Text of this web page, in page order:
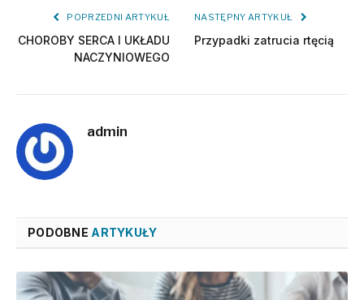
POPRZEDNI ARTYKUŁ
CHOROBY SERCA I UKŁADU
NACZYNIOWEGO
NASTĘPNY ARTYKUŁ
Przypadki zatrucia rtęcią
admin
PODOBNE ARTYKUŁY